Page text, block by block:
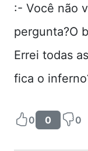
:- Você não
pergunta?O
Errei todas
fica o
0 0 0